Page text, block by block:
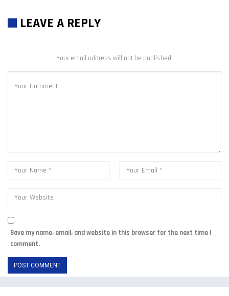
LEAVE A REPLY
Your email address will not be published.
Save my name, email, and website in this browser for the next time I
comment.